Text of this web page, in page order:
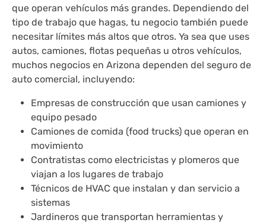
que operan vehículos más grandes. Dependiendo del
tipo de trabajo que hagas, tu negocio también puede
necesitar límites más altos que otros. Ya sea que uses
autos, camiones, flotas pequeñas u otros vehículos,
muchos negocios en Arizona dependen del seguro de
auto comercial, incluyendo:
Empresas de construcción que usan camiones y
equipo pesado
Camiones de comida (food trucks) que operan en
movimiento
Contratistas como electricistas y plomeros que
viajan a los lugares de trabajo
Técnicos de HVAC que instalan y dan servicio a
sistemas
Jardineros que transportan herramientas y